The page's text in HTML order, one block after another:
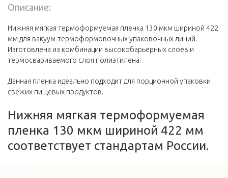
Описание:
Нижняя мягкая термоформуемая пленка 130 мкм шириной 422
мм для вакуум-термоформовочных упаковочных линий.
Изготовлена из комбинации высокобарьерных слоев и
термосвариваемого слоя полиэтилена.
Данная пленка идеально подходит для порционной упаковки
свежих пищевых продуктов.
Нижняя мягкая термоформуемая
пленка 130 мкм шириной 422 мм
соответствует стандартам России.